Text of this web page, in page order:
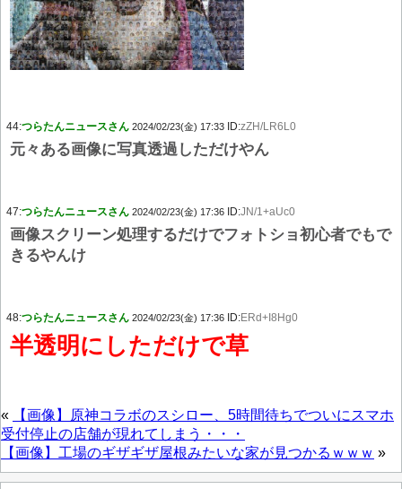
44:つらたんニュースさん 2024/02/23(金) 17:33 ID:zZH/LR6L0
元々ある画像に写真透過しただけやん
47:つらたんニュースさん 2024/02/23(金) 17:36 ID:JN/1+aUc0
画像スクリーン処理するだけでフォトショ初心者でもで
きるやんけ
48:つらたんニュースさん 2024/02/23(金) 17:36 ID:ERd+I8Hg0
半透明にしただけで草
«
【画像】原神コラボのスシロー、5時間待ちでついにスマホ
受付停止の店舗が現れてしまう・・・
【画像】工場のギザギザ屋根みたいな家が見つかるｗｗｗ »